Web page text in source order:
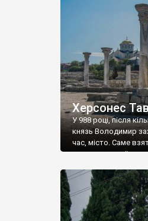
візантійської
культурної
Офіційно – на
влада в Україні
Херсонес
У 988 році, після
князь Володимир
час, місто. Саме
диктувати свої
Херсонесі
християнином. А
Херсонесу